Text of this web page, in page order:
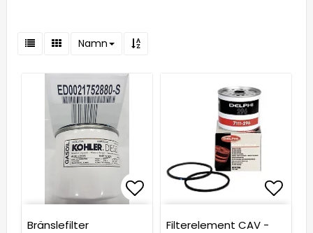
Namn
Lägg till i
Bränslefilter
Filterelement CAV -